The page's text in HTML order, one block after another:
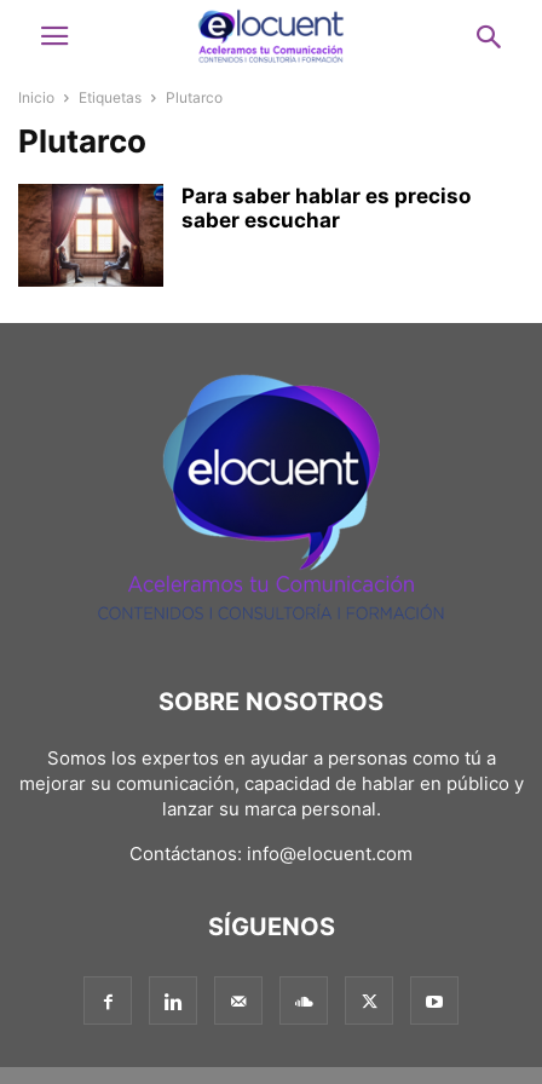
Inicio Etiquetas Plutarco
Plutarco
Para saber hablar es preciso
saber escuchar
SOBRE NOSOTROS
Somos los expertos en ayudar a personas como tú a
mejorar su comunicación, capacidad de hablar en público y
lanzar su marca personal.
Contáctanos: info@elocuent.com
SÍGUENOS